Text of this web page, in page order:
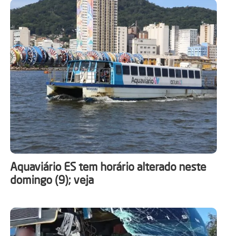
Aquaviário ES tem horário alterado neste
domingo (9); veja